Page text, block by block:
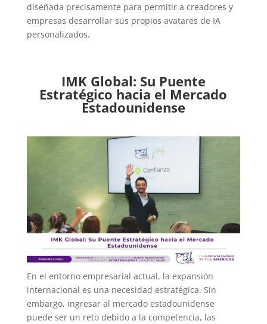
diseñada precisamente para permitir a creadores y
empresas desarrollar sus propios avatares de IA
personalizados.
IMK Global: Su Puente
Estratégico hacia el Mercado
Estadounidense
En el entorno empresarial actual, la expansión
internacional es una necesidad estratégica. Sin
embargo, ingresar al mercado estadounidense
puede ser un reto debido a la competencia, las